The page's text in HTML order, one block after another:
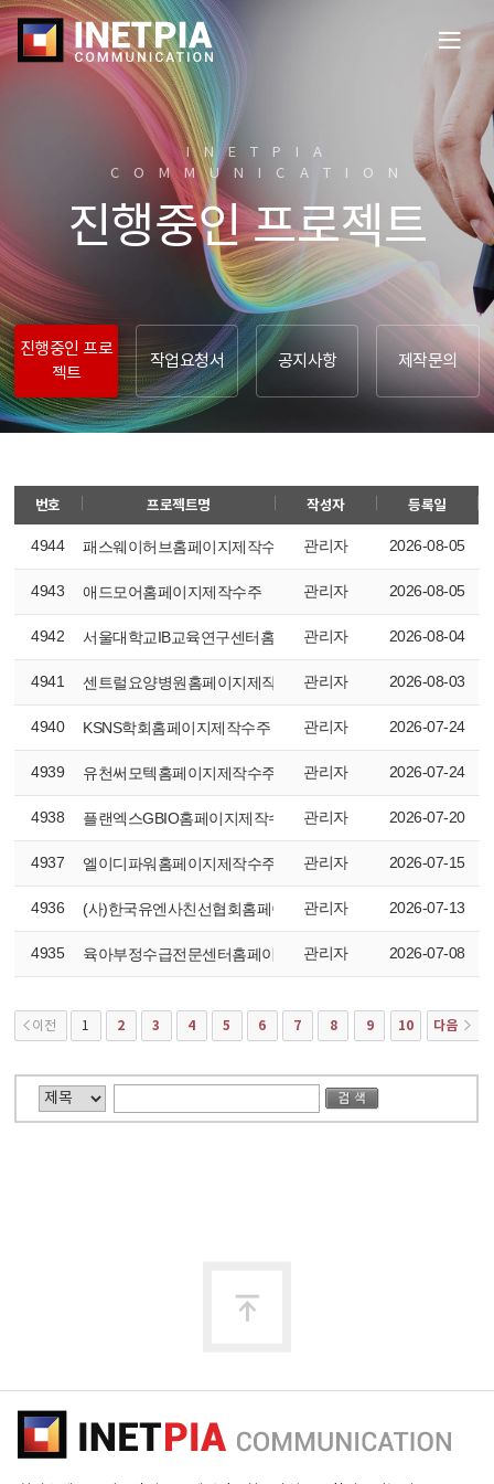
INETPIA
COMMUNICATION​
진행중인 프로젝트
진행중인 프로
젝트
작업요청서 공지사항 제작문의
번호 프로젝트명 작성자 등록일
4944 패스웨이허브홈페이지제작수주 관리자 2026-08-05
4943 애드모어홈페이지제작수주 관리자 2026-08-05
4942 서울대학교IB교육연구센터홈페이지제작수주
관리자 2026-08-04
4941 센트럴요양병원홈페이지제작수주관리자 2026-08-03
4940 KSNS학회홈페이지제작수주 관리자 2026-07-24
4939 유천써모텍홈페이지제작수주 관리자 2026-07-24
4938 플랜엑스GBIO홈페이지제작수주 관리자 2026-07-20
4937 엘이디파워홈페이지제작수주 관리자 2026-07-15
4936 (사)한국유엔사친선협회홈페이지제작수주
관리자 2026-07-13
4935 육아부정수급전문센터홈페이지제작수주
관리자 2026-07-08
이전 1 2 3 4 5 6 7 8 9 10 다음
로
전
뉴
열
기